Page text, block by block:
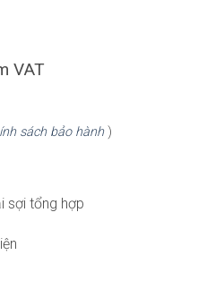
VAT
sách bảo hành)
sợi tổng hợp